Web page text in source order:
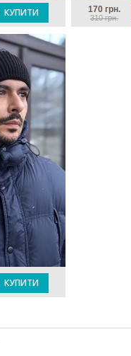
КУПИТИ 170 грн.
310 грн.
КУПИТИ